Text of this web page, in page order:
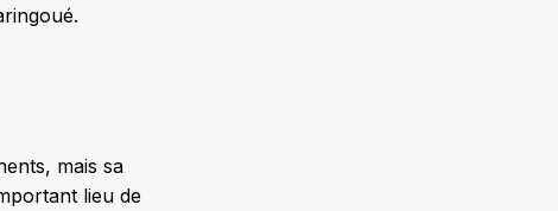
mais sa
lieu de